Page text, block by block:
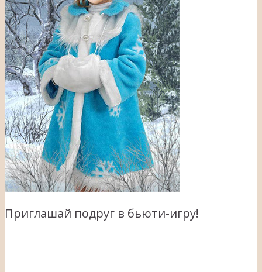
Приглашай подруг в бьюти-игру!